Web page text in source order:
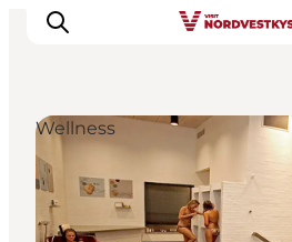
Urlaubsorte
Inspiration
Wellness